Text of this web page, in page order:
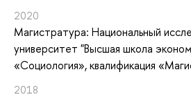
2020
Магистратура: Национальный
университет "Высшая школа
«Социология», квалификация
2018